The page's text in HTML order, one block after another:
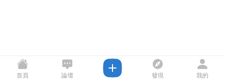
首頁 論壇 發現 我的